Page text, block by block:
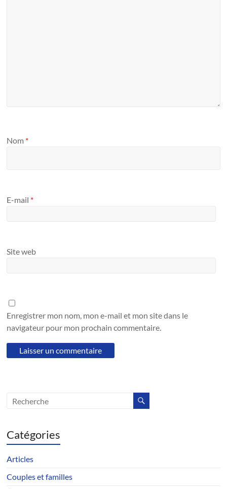
Nom *
E-mail *
Site web
Enregistrer mon nom, mon e-mail et mon site dans le
navigateur pour mon prochain commentaire.
Catégories
Articles
Couples et familles